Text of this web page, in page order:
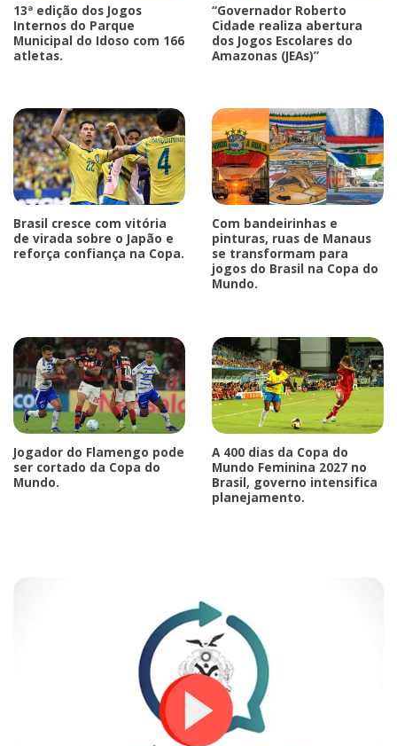
13ª edição dos Jogos
Internos do Parque
Municipal do Idoso com 166
atletas.
“Governador Roberto
Cidade realiza abertura
dos Jogos Escolares do
Amazonas (JEAs)”
Brasil cresce com vitória
de virada sobre o Japão e
reforça confiança na Copa.
Com bandeirinhas e
pinturas, ruas de Manaus
se transformam para
jogos do Brasil na Copa do
Mundo.
Jogador do Flamengo pode
ser cortado da Copa do
Mundo.
A 400 dias da Copa do
Mundo Feminina 2027 no
Brasil, governo intensifica
planejamento.